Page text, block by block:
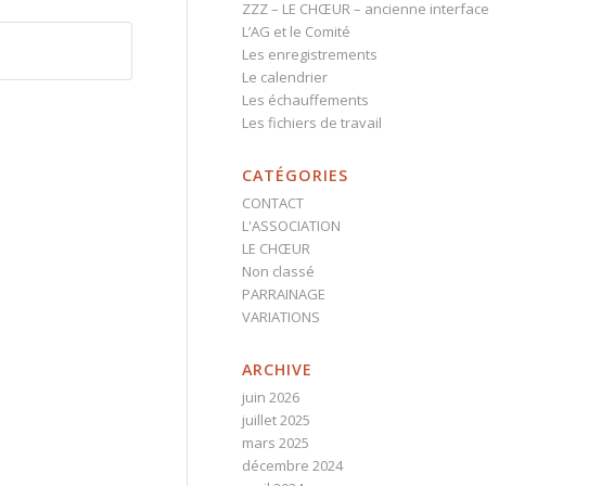
ZZZ – LE CHŒUR – ancienne interface
L’AG et le Comité
Les enregistrements
Le calendrier
Les échauffements
Les fichiers de travail
CATÉGORIES
CONTACT
L'ASSOCIATION
LE CHŒUR
Non classé
PARRAINAGE
VARIATIONS
ARCHIVE
juin 2026
juillet 2025
mars 2025
décembre 2024